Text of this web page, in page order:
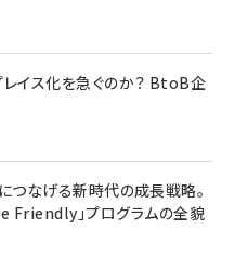
イス化を急ぐのか？ BtoB企
つなげる新時代の成長戦略。
」プログラムの全貌